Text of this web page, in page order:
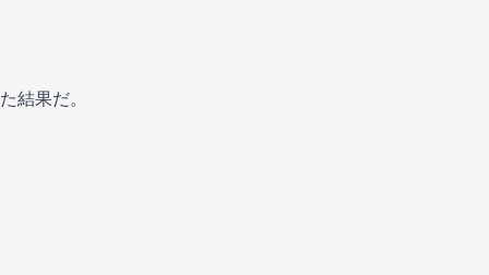
結果だ。